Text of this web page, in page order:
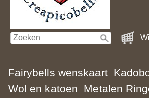
Fairybells wenskaart
Wol en katoen
Metalen